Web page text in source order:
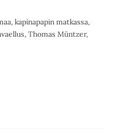
, kapinapapin matkassa,
, Thomas Müntzer,